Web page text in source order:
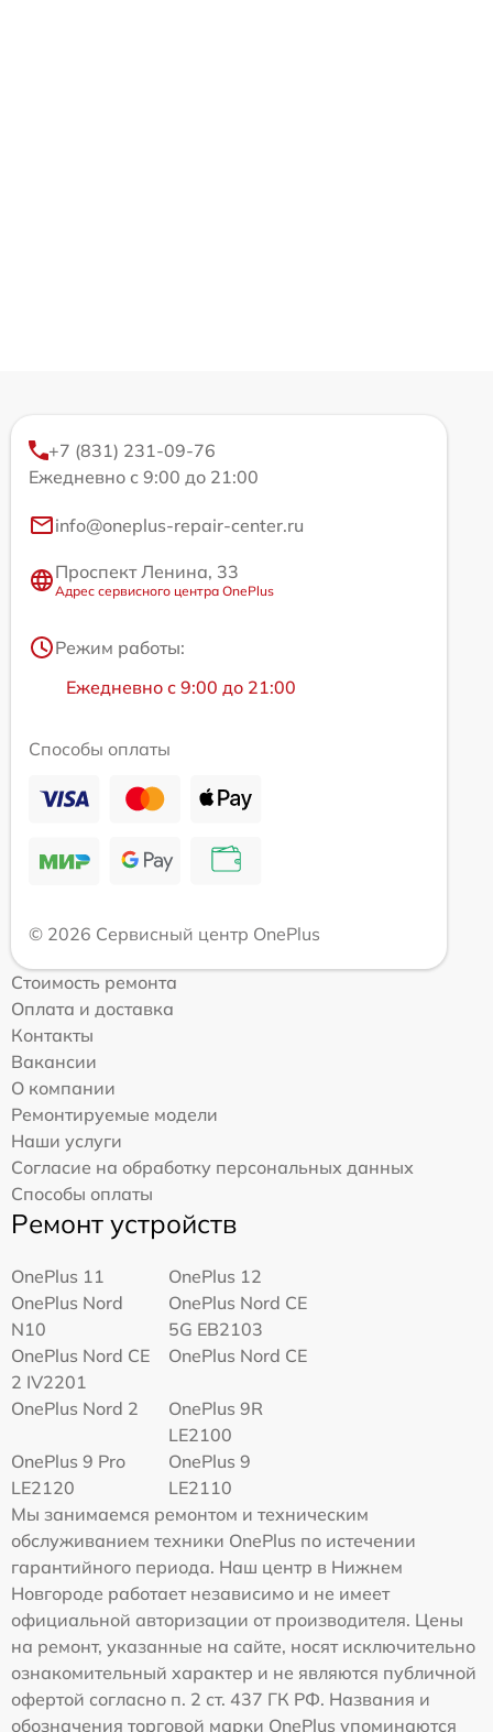
+7 (831) 231-09-76
Ежедневно с 9:00 до 21:00
info@oneplus-repair-center.ru
Проспект Ленина, 33
Адрес сервисного центра OnePlus
Режим работы:
Ежедневно с 9:00 до 21:00
Способы оплаты
© 2026 Сервисный центр OnePlus
Стоимость ремонта
Оплата и доставка
Контакты
Вакансии
О компании
Ремонтируемые модели
Наши услуги
Согласие на обработку персональных данных
Способы оплаты
Ремонт устройств
OnePlus 11
OnePlus 12
OnePlus Nord
N10
OnePlus Nord CE
5G EB2103
OnePlus Nord CE
2 IV2201
OnePlus Nord CE
OnePlus Nord 2
OnePlus 9R
LE2100
OnePlus 9 Pro
LE2120
OnePlus 9
LE2110
Мы занимаемся ремонтом и техническим
обслуживанием техники OnePlus по истечении
гарантийного периода. Наш центр в Нижнем
Новгороде работает независимо и не имеет
официальной авторизации от производителя. Цены
на ремонт, указанные на сайте, носят исключительно
ознакомительный характер и не являются публичной
офертой согласно п. 2 ст. 437 ГК РФ. Названия и
обозначения торговой марки OnePlus упоминаются